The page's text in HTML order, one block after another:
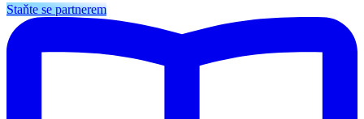
Staňte se partnerem